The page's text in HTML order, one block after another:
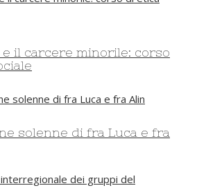
il carcere minorile: corso
solenne di fra Luca e fra